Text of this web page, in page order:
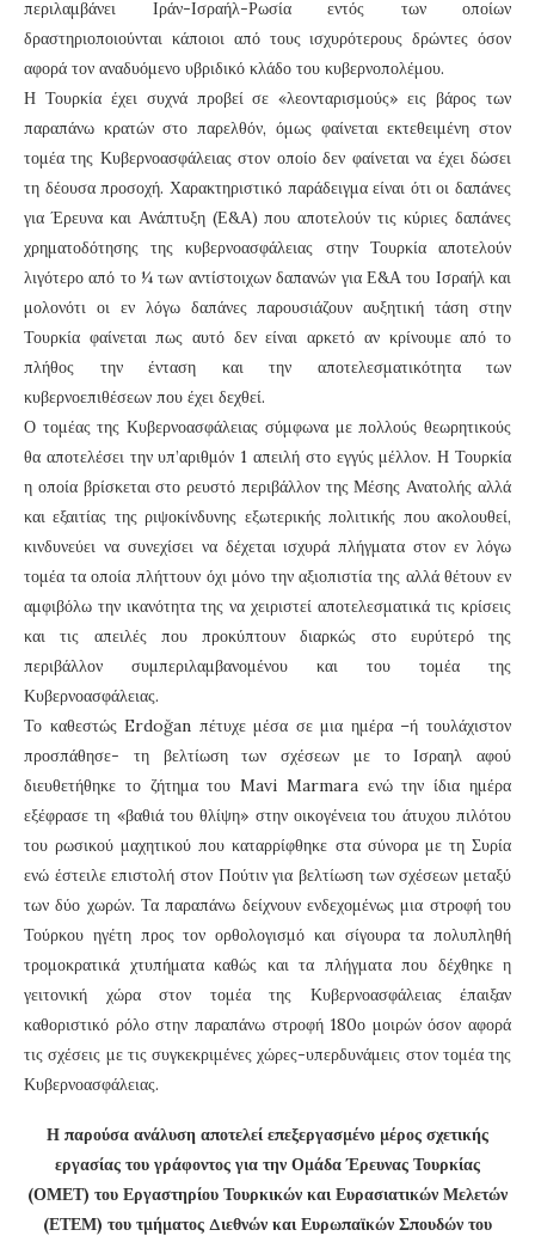
περιλαμβάνει Ιράν-Ισραήλ-Ρωσία εντός των οποίων
δραστηριοποιούνται κάποιοι από τους ισχυρότερους δρώντες όσον
αφορά τον αναδυόμενο υβριδικό κλάδο του κυβερνοπολέμου.
Η Τουρκία έχει συχνά προβεί σε «λεονταρισμούς» εις βάρος των
παραπάνω κρατών στο παρελθόν, όμως φαίνεται εκτεθειμένη στον
τομέα της Κυβερνοασφάλειας στον οποίο δεν φαίνεται να έχει δώσει
τη δέουσα προσοχή. Χαρακτηριστικό παράδειγμα είναι ότι οι δαπάνες
για Έρευνα και Ανάπτυξη (Ε&Α) που αποτελούν τις κύριες δαπάνες
χρηματοδότησης της κυβερνοασφάλειας στην Τουρκία αποτελούν
λιγότερο από το ¼ των αντίστοιχων δαπανών για Ε&Α του Ισραήλ και
μολονότι οι εν λόγω δαπάνες παρουσιάζουν αυξητική τάση στην
Τουρκία φαίνεται πως αυτό δεν είναι αρκετό αν κρίνουμε από το
πλήθος την ένταση και την αποτελεσματικότητα των
κυβερνοεπιθέσεων που έχει δεχθεί.
Ο τομέας της Κυβερνοασφάλειας σύμφωνα με πολλούς θεωρητικούς
θα αποτελέσει την υπ’αριθμόν 1 απειλή στο εγγύς μέλλον. Η Τουρκία
η οποία βρίσκεται στο ρευστό περιβάλλον της Μέσης Ανατολής αλλά
και εξαιτίας της ριψοκίνδυνης εξωτερικής πολιτικής που ακολουθεί,
κινδυνεύει να συνεχίσει να δέχεται ισχυρά πλήγματα στον εν λόγω
τομέα τα οποία πλήττουν όχι μόνο την αξιοπιστία της αλλά θέτουν εν
αμφιβόλω την ικανότητα της να χειριστεί αποτελεσματικά τις κρίσεις
και τις απειλές που προκύπτουν διαρκώς στο ευρύτερό της
περιβάλλον συμπεριλαμβανομένου και του τομέα της
Κυβερνοασφάλειας.
Το καθεστώς Erdoğan πέτυχε μέσα σε μια ημέρα –ή τουλάχιστον
προσπάθησε- τη βελτίωση των σχέσεων με το Ισραηλ αφού
διευθετήθηκε το ζήτημα του Mavi Marmara ενώ την ίδια ημέρα
εξέφρασε τη «βαθιά του θλίψη» στην οικογένεια του άτυχου πιλότου
του ρωσικού μαχητικού που καταρρίφθηκε στα σύνορα με τη Συρία
ενώ έστειλε επιστολή στον Πούτιν για βελτίωση των σχέσεων μεταξύ
των δύο χωρών. Τα παραπάνω δείχνουν ενδεχομένως μια στροφή του
Τούρκου ηγέτη προς τον ορθολογισμό και σίγουρα τα πολυπληθή
τρομοκρατικά χτυπήματα καθώς και τα πλήγματα που δέχθηκε η
γειτονική χώρα στον τομέα της Κυβερνοασφάλειας έπαιξαν
καθοριστικό ρόλο στην παραπάνω στροφή 180ο μοιρών όσον αφορά
τις σχέσεις με τις συγκεκριμένες χώρες-υπερδυνάμεις στον τομέα της
Κυβερνοασφάλειας.
Η παρούσα ανάλυση αποτελεί επεξεργασμένο μέρος σχετικής
εργασίας του γράφοντος για την Ομάδα Έρευνας Τουρκίας
(ΟΜΕΤ) του Εργαστηρίου Τουρκικών και Ευρασιατικών Μελετών
(ΕΤΕΜ) του τμήματος Διεθνών και Ευρωπαϊκών Σπουδών του